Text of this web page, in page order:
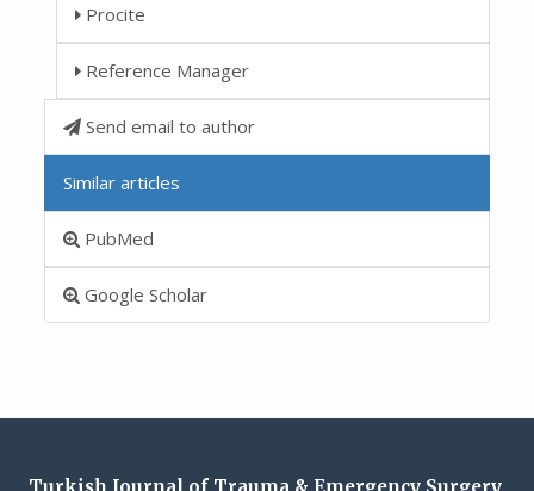
Procite
Reference Manager
Send email to author
Similar articles
PubMed
Google Scholar
Turkish Journal of Trauma & Emergency Surgery